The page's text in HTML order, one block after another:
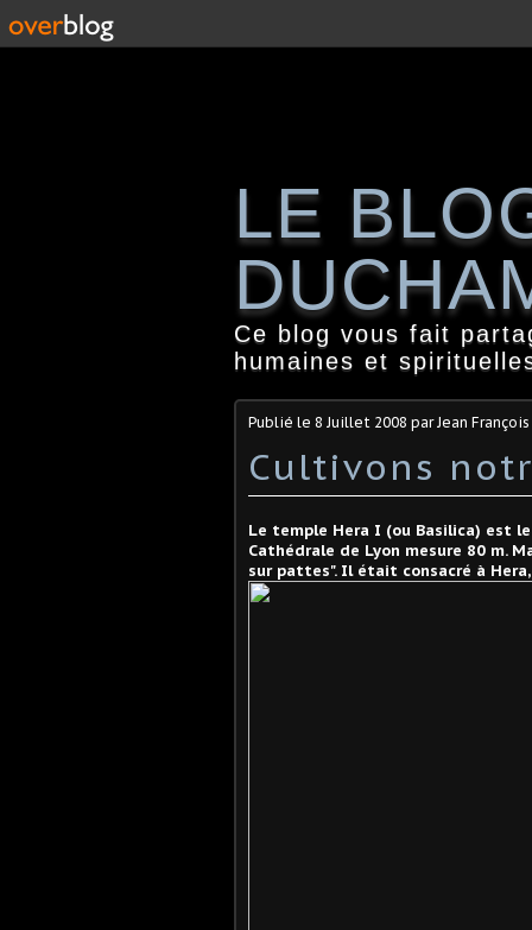
LE
Ce blog vous fait
humaines et
Publié le 8 Juillet 2008 par Jean
Cultivons
Le temple Hera I (ou Basilica) est
Cathédrale de Lyon mesure 80 m.
sur pattes". Il était consacré à